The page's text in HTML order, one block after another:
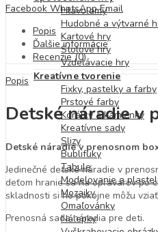
Hlavolamy
Hudobné a výtvarné
Kartové hry
Stolové hry
Vzdelávacie hry
Kreatívne tvorenie
Fixky, pastelky a farby
Prstové farby
Korálky a kamienky
Kreatívne sady
Slizy
Bublifuky
Tabule
Modelovanie a
Mozaiky
Omaľovánky
Nálepky
Facebook WhatsApp Email
Popis
Ďalšie informácie
Recenzie (0)
Popis
Detské náradie v
Detské náradie v prenosnom
Jedinečné detské náradie v
deťom hranie sa na opravárov po
skladnosti si ho pokojne môžu
Prenosná sada náradia pre deti.